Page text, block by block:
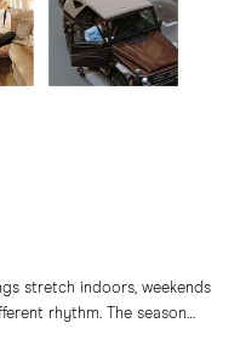
stretch indoors, weekends
rhythm. The season